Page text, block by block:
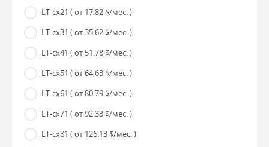
LT-cx21 ( от 17.82 $/мес. )
LT-cx31 ( от 35.62 $/мес. )
LT-cx41 ( от 51.78 $/мес. )
LT-cx51 ( от 64.63 $/мес. )
LT-cx61 ( от 80.79 $/мес. )
LT-cx71 ( от 92.33 $/мес. )
LT-cx81 ( от 126.13 $/мес. )